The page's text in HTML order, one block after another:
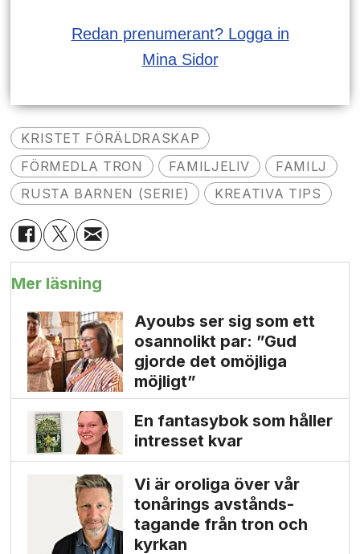
Redan prenumerant? Logga in
Mina Sidor
KRISTET FÖRÄLDRASKAP
FÖRMEDLA TRON
FAMILJELIV
FAMILJ
RUSTA BARNEN (SERIE)
KREATIVA TIPS
Mer läsning
Ayoubs ser sig som ett
osannolikt par: ”Gud
gjorde det omöjliga
möjligt”
En fantasybok som håller
intresset kvar
Vi är oroliga över vår
tonårings avstånds­
tagande från tron och
kyrkan